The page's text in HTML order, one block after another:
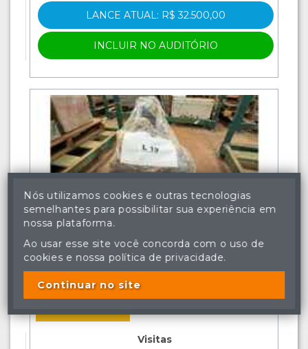
LANCE ATUAL: R$ 32.500,00
INCLUIR NO AUDITÓRIO
OUTROS BENS » DIVERSOS
Lote: 019
MOTOR CAMERA FRIA
Visitas
Nós utilizamos cookies e outras tecnologias
semelhantes para possibilitar sua experiência em
nossa plataforma.
Ao usar esse site você concorda com o uso de
cookies e nossa política de privacidade.
Continuar no site